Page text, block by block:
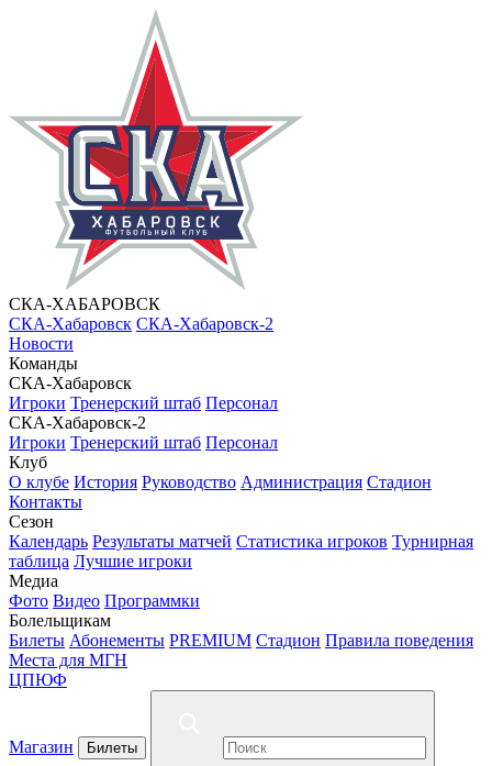
СКА-ХАБАРОВСК
СКА-Хабаровск СКА-Хабаровск-2
Новости
Команды
СКА-Хабаровск
Игроки Тренерский штаб Персонал
СКА-Хабаровск-2
Игроки Тренерский штаб Персонал
Клуб
О клубе История Руководство Администрация Стадион
Контакты
Сезон
Календарь Результаты матчей Статистика игроков Турнирная
таблица Лучшие игроки
Медиа
Фото Видео Программки
Болельщикам
Билеты Абонементы PREMIUM Стадион Правила поведения
Места для МГН
ЦПЮФ
Магазин Билеты